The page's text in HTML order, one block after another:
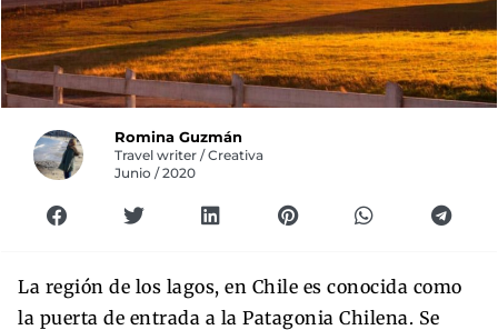
Romina Guzmán
Travel writer / Creativa
Junio / 2020
La región de los lagos, en Chile es conocida como
la puerta de entrada a la Patagonia Chilena. Se